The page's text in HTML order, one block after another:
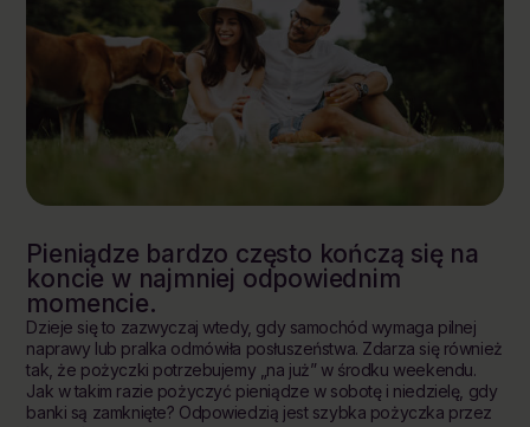
Pieniądze bardzo często kończą się na
koncie w najmniej odpowiednim
momencie.
Dzieje się to zazwyczaj wtedy, gdy samochód wymaga pilnej
naprawy lub pralka odmówiła posłuszeństwa. Zdarza się również
tak, że pożyczki potrzebujemy „na już” w środku weekendu.
Jak w takim razie pożyczyć pieniądze w sobotę i niedzielę, gdy
banki są zamknięte? Odpowiedzią jest szybka pożyczka przez